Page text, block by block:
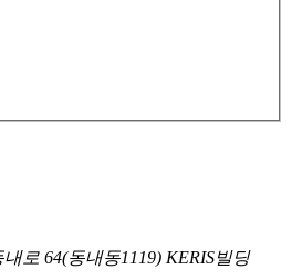
로 64(동내동1119) KERIS빌딩